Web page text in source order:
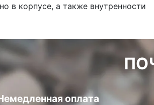
в корпусе, а также внутренности
оплата